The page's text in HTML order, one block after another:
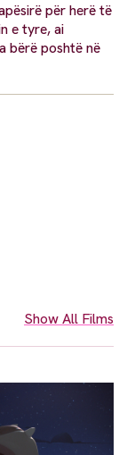
për herë të
e tyre, ai
bërë poshtë në
Show All Films